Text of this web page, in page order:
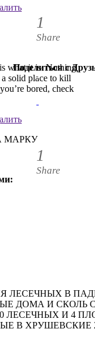
1
Share
Поделиться с
1
1
Share
what it is. Nothing
solid place to kill
bored, check
МАРКУ
ЛЕСЕЧНЫХ В
ДОМА И СКОЛЬ
ЛЕСЕЧНЫХ И 4
В ХРУШЕВСКИЕ